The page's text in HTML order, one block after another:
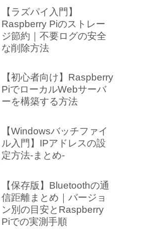
【ラズパイ入門】
Raspberry Piのストレー
ジ節約｜不要ログの安全
な削除方法
【初心者向け】Raspberry
PiでローカルWebサーバ
ーを構築する方法
【Windowsバッチファイ
ル入門】IPアドレスの設
定方法-まとめ-
【保存版】Bluetoothの通
信距離まとめ｜バージョ
ン別の目安とRaspberry
Piでの実測手順